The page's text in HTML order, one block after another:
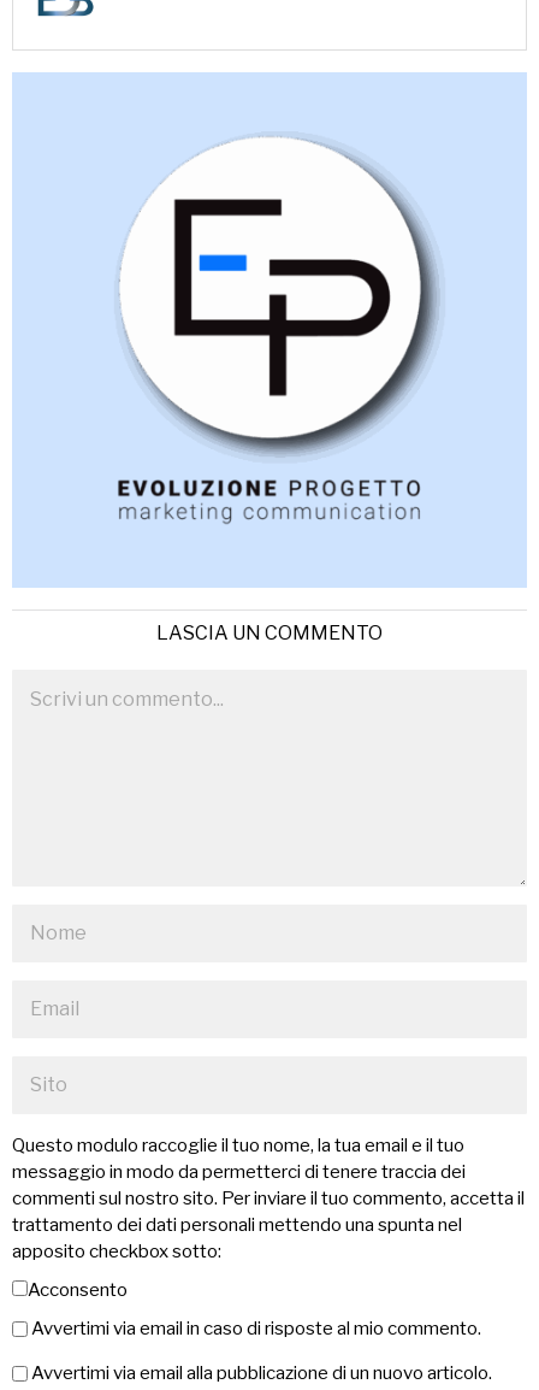
LASCIA UN COMMENTO
Questo modulo raccoglie il tuo nome, la tua email e il tuo
messaggio in modo da permetterci di tenere traccia dei
commenti sul nostro sito. Per inviare il tuo commento, accetta il
trattamento dei dati personali mettendo una spunta nel
apposito checkbox sotto:
Acconsento
Avvertimi via email in caso di risposte al mio commento.
Avvertimi via email alla pubblicazione di un nuovo articolo.